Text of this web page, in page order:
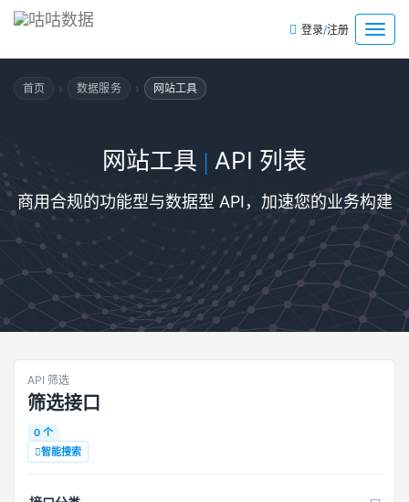
菜
单
登录/注册
首页 › 数据服务 › 网站工具
网站工具 | API 列表
商用合规的功能型与数据型 API，加速您的业务构建
API 筛选
筛选接口
0 个
智能搜索